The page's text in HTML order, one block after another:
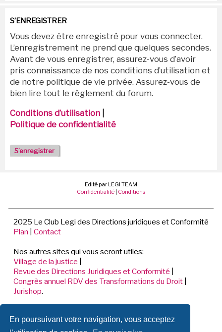
En poursuivant votre navigation, vous acceptez
S’ENREGISTRER
Vous devez être enregistré pour vous connecter.
L’enregistrement ne prend que quelques secondes.
Avant de vous enregistrer, assurez-vous d’avoir
pris connaissance de nos conditions d’utilisation et
de notre politique de vie privée. Assurez-vous de
bien lire tout le règlement du forum.
Conditions d’utilisation
Politique de confidentialité
S’enregistrer
Edité par LEGI TEAM
Confidentialité Conditions
2025 Le Club Legi des Directions juridiques et Conformité
Plan
Contact
Nos autres sites qui vous seront utiles:
Village de la justice
Revue des Directions Juridiques et Conformité
Congrès annuel RDV des Transformations du Droit
Jurishop.
198 Avenue de Verdun